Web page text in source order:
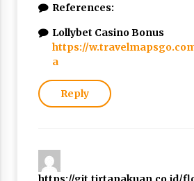
References:
Lollybet Casino Bonus
https://
a
Reply